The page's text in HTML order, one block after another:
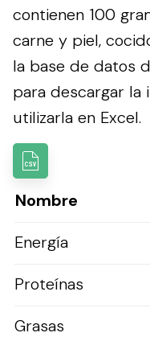
contienen 100
carne y piel,
la base de datos
para descargar la
utilizarla en Excel.
Nombre
Energía
Proteínas
Grasas